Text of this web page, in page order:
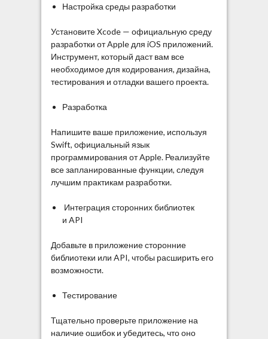
Настройка среды разработки
Установите Xcode — официальную среду
разработки от Apple для iOS приложений.
Инструмент, который даст вам все
необходимое для кодирования, дизайна,
тестирования и отладки вашего проекта.
Разработка
Напишите ваше приложение, используя
Swift, официальный язык
программирования от Apple. Реализуйте
все запланированные функции, следуя
лучшим практикам разработки.
Интеграция сторонних библиотек
и API
Добавьте в приложение сторонние
библиотеки или API, чтобы расширить его
возможности.
Тестирование
Тщательно проверьте приложение на
наличие ошибок и убедитесь, что оно